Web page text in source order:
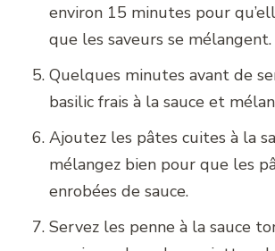
environ 15 minutes pour
que les saveurs se mélangent.
Quelques minutes avant de
basilic frais à la sauce et
Ajoutez les pâtes cuites à la
mélangez bien pour que les
enrobées de sauce.
Servez les penne à la sauce